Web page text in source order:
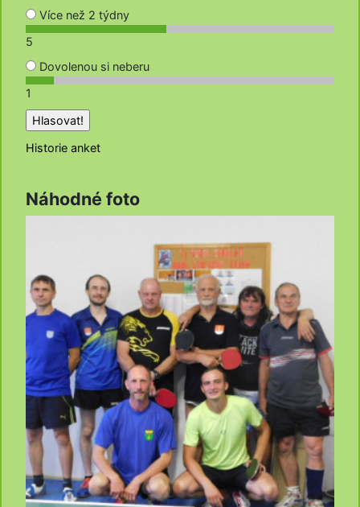
Více než 2 týdny
5
Dovolenou si neberu
1
Historie anket
Náhodné foto